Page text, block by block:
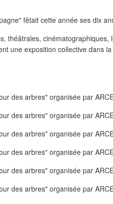
fêtait cette année ses dix
théâtrales, cinématographiques,
une exposition collective dans